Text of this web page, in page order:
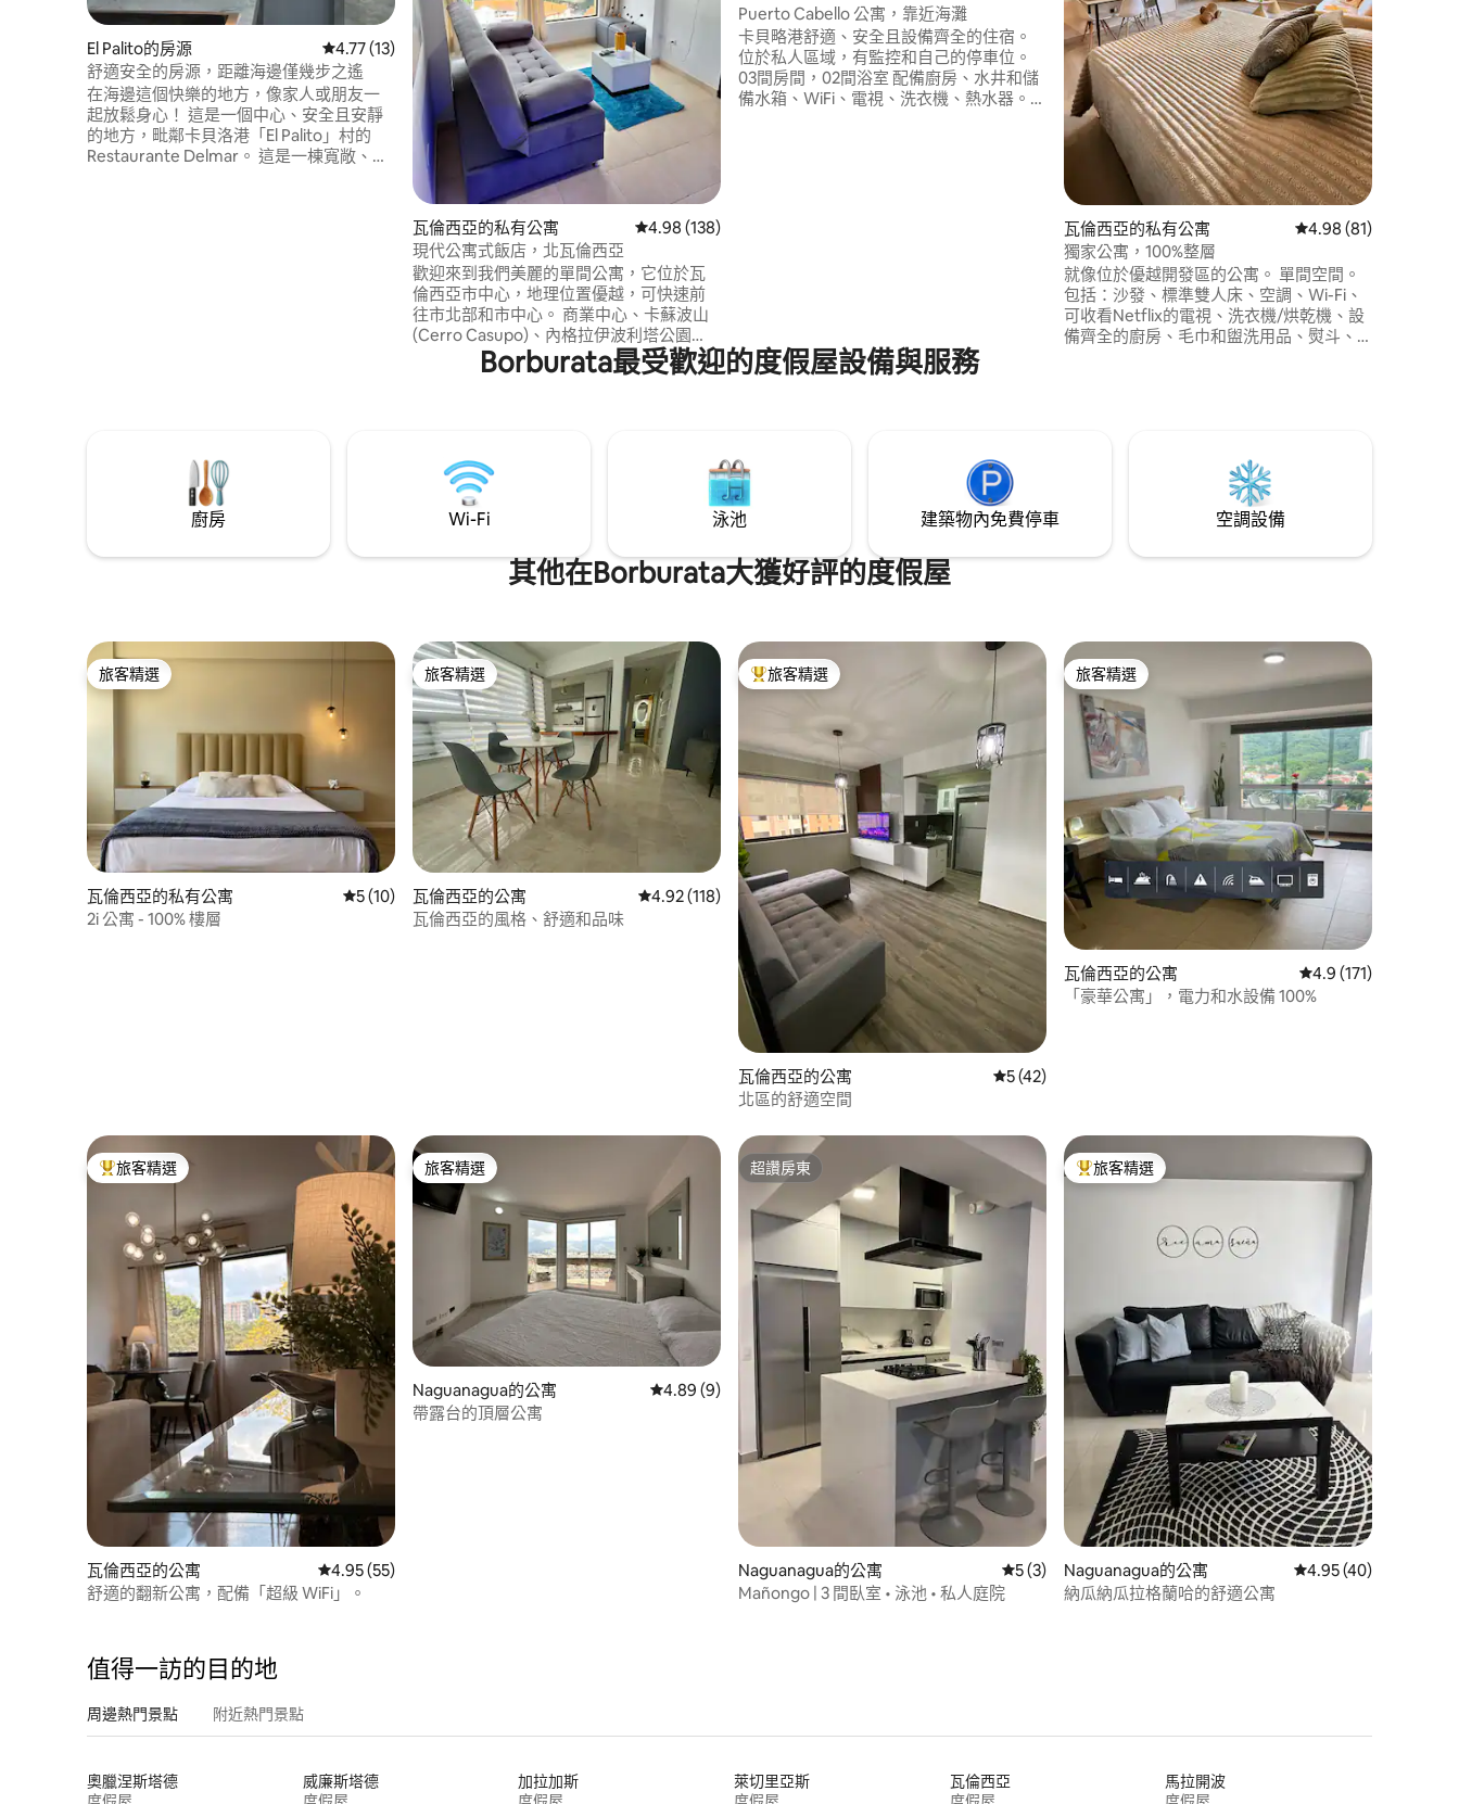
El Palito的房源 從 13 則評價中獲得 4.77 的平均評分（滿分 5 分）
4.77 (13)
舒適安全的房源，距離海邊僅幾步之遙
在海邊這個快樂的地方，像家人或朋友一
起放鬆身心！ 這是一個中心、安全且安靜
的地方，毗鄰卡貝洛港「El Palito」村的
Restaurante Delmar。 這是一棟寬敞、舒
瓦倫西亞的私有公寓 從 138 則評價中獲得 4.98 的平均評分（滿分 5 分）
4.98 (138)
現代公寓式飯店，北瓦倫西亞
歡迎來到我們美麗的單間公寓，它位於瓦
倫西亞市中心，地理位置優越，可快速前
往市北部和市中心。 商業中心、卡蘇波山
(Cerro Casupo)、內格拉伊波利塔公園
(Parque Negra Hipólita)、夜生活和餐廳 公
寓完全屬於您，在您入住期間不會受到打
Puerto Cabello 公寓，靠近海灘
卡貝略港舒適、安全且設備齊全的住宿。
位於私人區域，有監控和自己的停車位。
03間房間，02間浴室 配備廚房、水井和儲
備水箱、WiFi、電視、洗衣機、熱水器。
瓦倫西亞的私有公寓 從 81 則評價中獲得
4.98 (81)
獨家公寓，100%整層
就像位於優越開發區的公寓。 單間空間。
包括：沙發、標準雙人床、空調、Wi-Fi、
可收看Netflix的電視、洗衣機/烘乾機、設
備齊全的廚房、毛巾和盥洗用品、熨斗、
Borburata最受歡迎的度假屋設備與服務
廚房 Wi-Fi 泳池 建築物內免費停車 空調設備
其他在Borburata大獲好評的度假屋
旅客精選
旅客精選
瓦倫西亞的私有公寓 從 10 則評價中獲得 5 的平均評分（滿分 5 分）
5 (10)
2i 公寓 - 100% 樓層
旅客精選
旅客精選
瓦倫西亞的公寓 從 118 則評價中獲得 4.92 的平均評分（滿分 5 分）
4.92 (118)
瓦倫西亞的風格、舒適和品味
旅客精選榜首
旅客精選
瓦倫西亞的公寓 從 42 則評價中獲得 5 的平均評分（滿分 5 分）
5 (42)
北區的舒適空間
旅客精選
旅客精選
瓦倫西亞的公寓 從 171 則評價中獲得
4.9 (171)
「豪華公寓」，電力和水設備 100%
旅客精選榜首
旅客精選
瓦倫西亞的公寓 從 55 則評價中獲得 4.95 的平均評分（滿分 5 分）
4.95 (55)
舒適的翻新公寓，配備「超級 WiFi」。
旅客精選
旅客精選
Naguanagua的公寓 從 9 則評價中獲得 4.89 的平均評分（滿分 5 分）
4.89 (9)
帶露台的頂層公寓
超讚房東
超讚房東
Naguanagua的公寓 從 3 則評價中獲得 5 的平均評分（滿分 5 分）
5 (3)
Mañongo | 3 間臥室 • 泳池 • 私人庭院
旅客精選榜首
旅客精選
Naguanagua的公寓 從 40 則評價中獲得
4.95 (40)
納瓜納瓜拉格蘭哈的舒適公寓
值得一訪的目的地
周邊熱門景點 附近熱門景點
奧臘涅斯塔德
威廉斯塔德
加拉加斯
萊切里亞斯
瓦倫西亞
馬拉開波